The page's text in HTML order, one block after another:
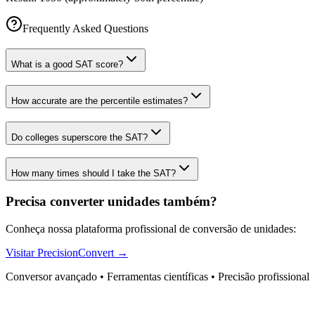
Frequently Asked Questions
What is a good SAT score?
How accurate are the percentile estimates?
Do colleges superscore the SAT?
How many times should I take the SAT?
Precisa converter unidades também?
Conheça nossa plataforma profissional de conversão de unidades:
Visitar PrecisionConvert →
Conversor avançado • Ferramentas científicas • Precisão profissional